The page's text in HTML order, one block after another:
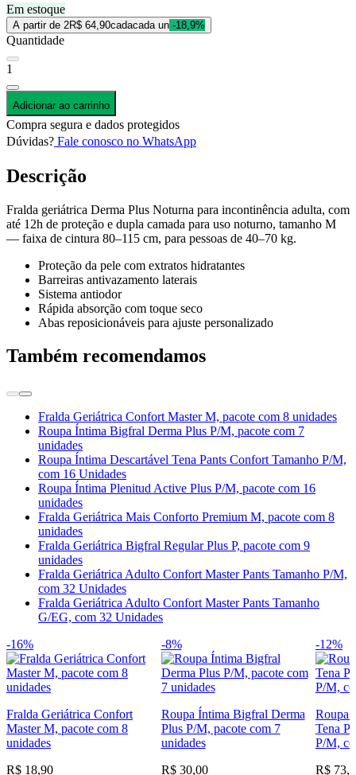
Em estoque
A partir de 2R$ 64,90cadacada un -18,9%
Quantidade
1
Adicionar ao carrinho
Compra segura e dados protegidos
Dúvidas? Fale conosco no WhatsApp
Descrição
Fralda geriátrica Derma Plus Noturna para incontinência adulta, com
até 12h de proteção e dupla camada para uso noturno, tamanho M
— faixa de cintura 80–115 cm, para pessoas de 40–70 kg.
Proteção da pele com extratos hidratantes
Barreiras antivazamento laterais
Sistema antiodor
Rápida absorção com toque seco
Abas reposicionáveis para ajuste personalizado
Também recomendamos
Fralda Geriátrica Confort Master M, pacote com 8 unidades
Roupa Íntima Bigfral Derma Plus P/M, pacote com 7
unidades
Roupa Íntima Descartável Tena Pants Confort Tamanho P/M,
com 16 Unidades
Roupa Íntima Plenitud Active Plus P/M, pacote com 16
unidades
Fralda Geriátrica Mais Conforto Premium M, pacote com 8
unidades
Fralda Geriátrica Bigfral Regular Plus P, pacote com 9
unidades
Fralda Geriátrica Adulto Confort Master Pants Tamanho P/M,
com 32 Unidades
Fralda Geriátrica Adulto Confort Master Pants Tamanho
G/EG, com 32 Unidades
-16%
Fralda Geriátrica Confort
Master M, pacote com 8
unidades
R$ 18,90
-8%
Roupa Íntima Bigfral Derma
Plus P/M, pacote com 7
unidades
R$ 30,00
-12%
Roupa
Tena
P/M,
R$